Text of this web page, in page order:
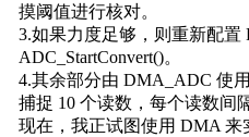
摸阈值进行核对。
3.如果力度足够，则重新配置
ADC_StartConvert()。
4.其余部分由 DMA_ADC 使
捕捉 10 个读数，每个读数间
现在，我正试图使用 DMA